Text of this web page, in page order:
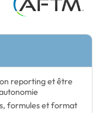
reporting et être
formules et format